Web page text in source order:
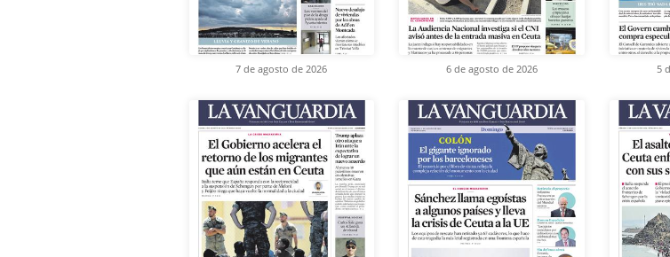
7 de agosto de 2026 6 de agosto de 2026 5